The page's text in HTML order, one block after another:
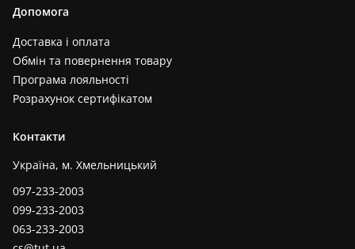
Допомога
Доставка і оплата
Обмін та повернення товару
Програма лояльності
Розрахунок сертифікатом
Контакти
Україна, м. Хмельницький
097-233-2003
099-233-2003
063-233-2003